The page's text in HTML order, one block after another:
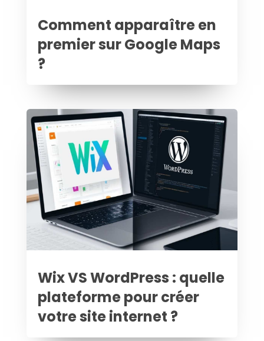
Comment apparaître en
premier sur Google Maps
?
Wix VS WordPress : quelle
plateforme pour créer
votre site internet ?